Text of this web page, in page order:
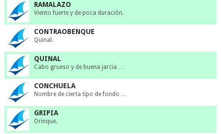
RAMALAZO
Viento fuerte y de poca duración.
CONTRAOBENQUE
Quinal.
QUINAL
Cabo grueso y de buena jarcia …
CONCHUELA
Nombre de cierta tipo de fondo …
GRIPIA
Orinque.